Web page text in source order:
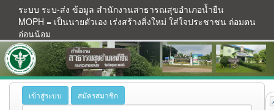
ระบบ ระบ-ส่ง ข้อมูล สำนักงานสาธารณสุขอำเภอน้ำยืน
MOPH = เป็นนายตัวเอง เร่งสร้างสิ่งใหม่ ใส่ใจประชาชน ถ่อมตน
อ่อนน้อม
เข้าสู่ระบบ สมัครสมาชิก